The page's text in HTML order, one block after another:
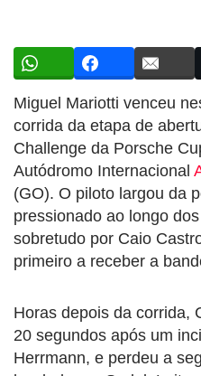
Miguel Mariotti venceu
corrida da etapa de
Challenge da Porsche
Autódromo Internacional
(GO). O piloto largou da
pressionado ao longo
sobretudo por Caio
primeiro a receber a
Horas depois da corrida,
20 segundos após um
Herrmann, e perdeu a